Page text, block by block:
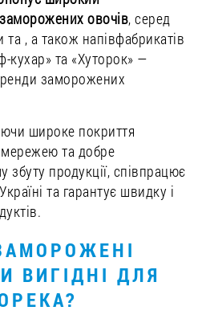
овочів, серед
та , а також напівфабрикатів
та «Хуторок» —
заморожених
широке покриття
та добре
збуту продукції, співпрацює
та гарантує швидку і
ВИГІДНІ ДЛЯ